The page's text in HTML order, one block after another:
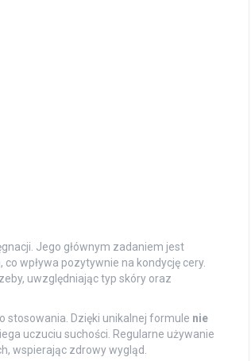
Jego głównym zadaniem jest
wpływa pozytywnie na kondycję cery.
uwzględniając typ skóry oraz
stosowania. Dzięki unikalnej formule nie
uczuciu suchości. Regularne używanie
wspierając zdrowy wygląd.